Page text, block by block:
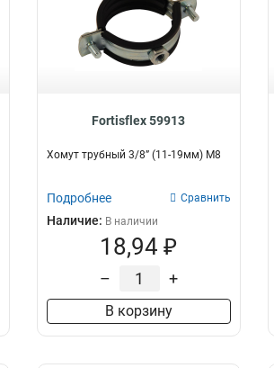
Fortisflex 59913
Хомут трубный 3/8” (11-19мм) М8
Подробнее Сравнить
Наличие: В наличии
18,94 ₽
– +
В корзину